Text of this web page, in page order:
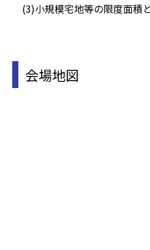
(3)小規模宅地等の限度面積
会場地図